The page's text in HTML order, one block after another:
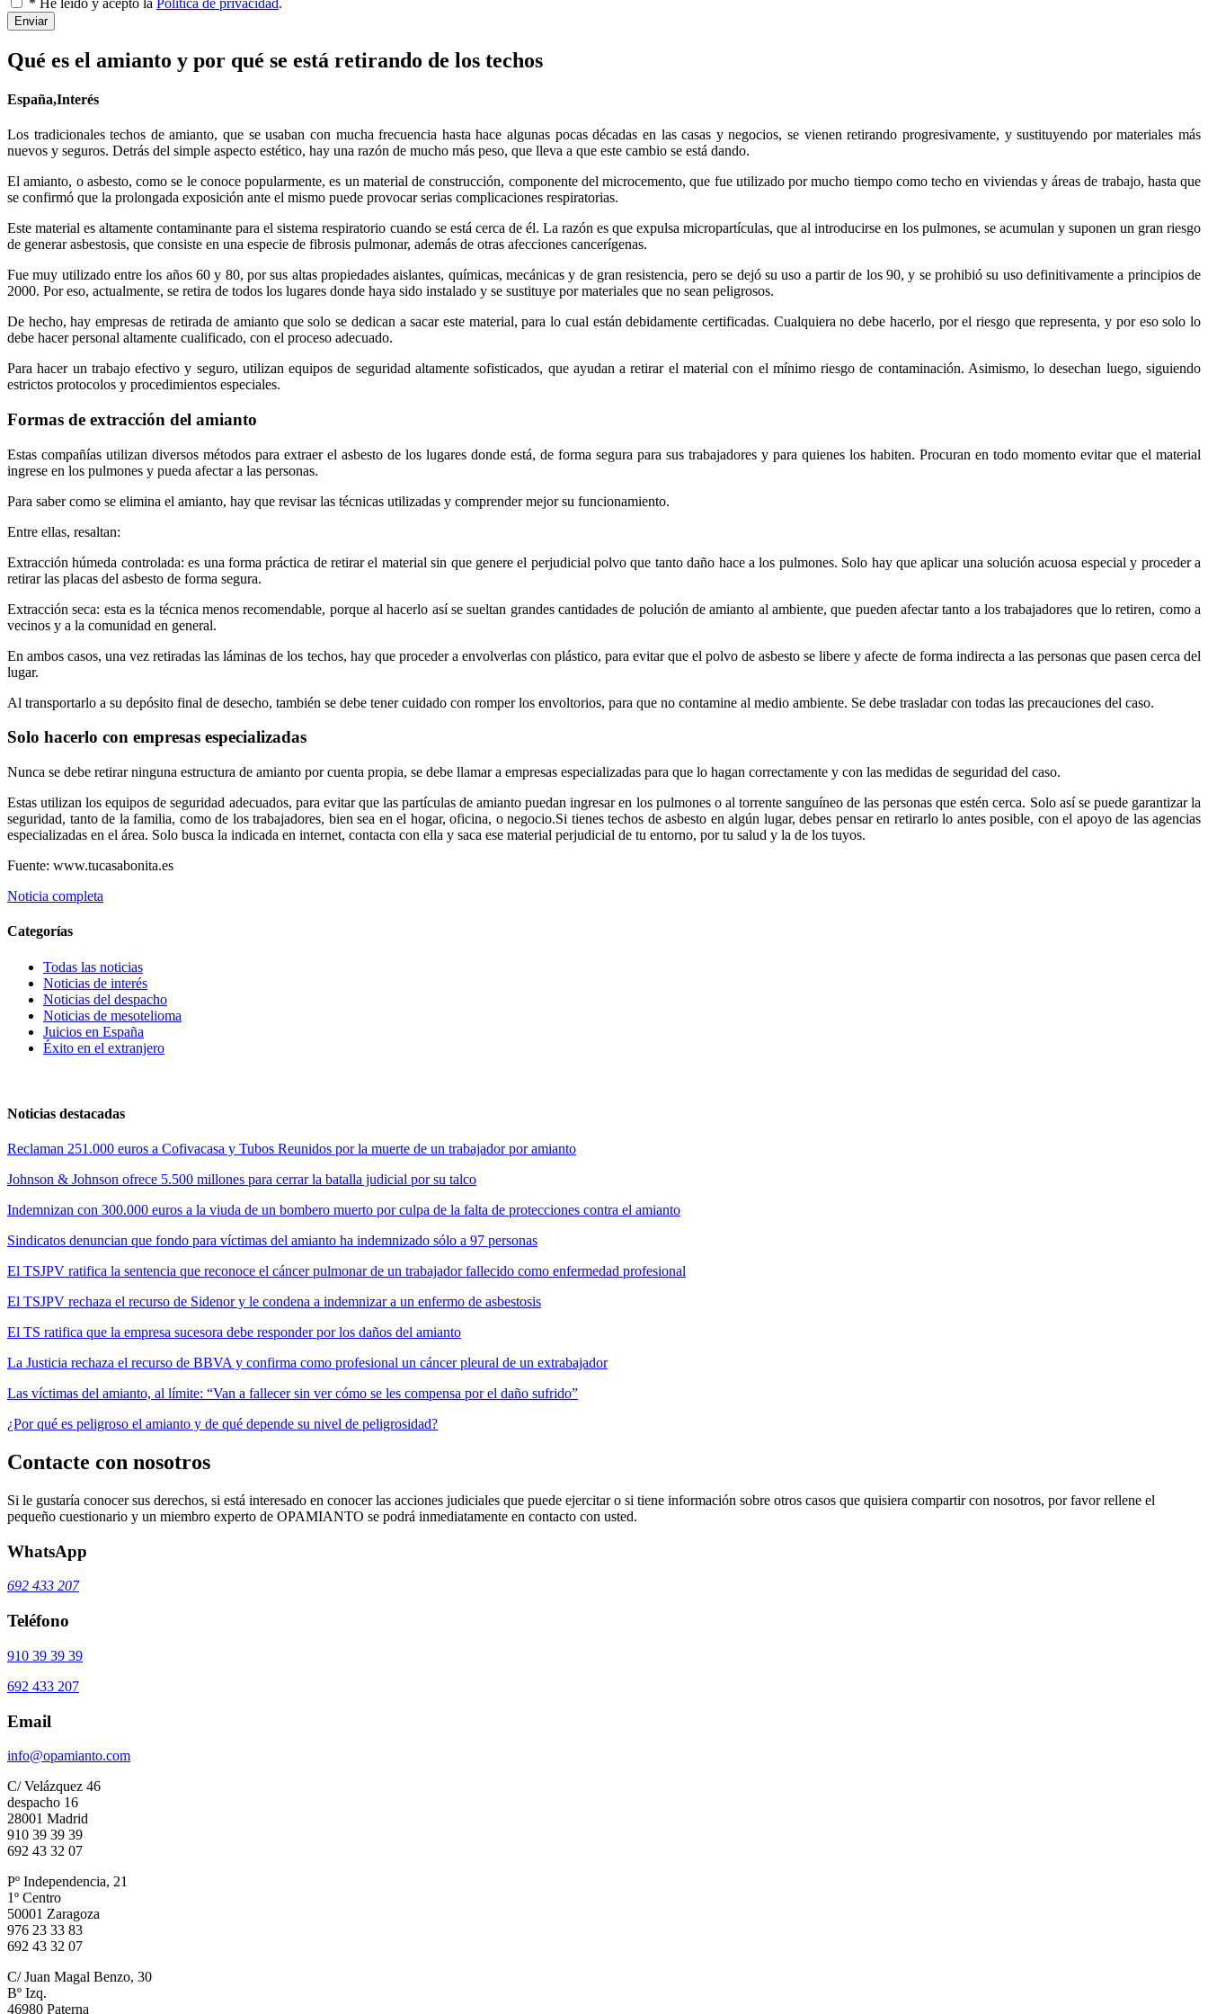
Enviar
Qué es el amianto y por qué se está retirando de los techos
España,Interés
Los tradicionales techos de amianto, que se usaban con mucha frecuencia hasta hace algunas pocas décadas en las casas y negocios, se vienen retirando progresivamente, y sustituyendo por materiales más
nuevos y seguros. Detrás del simple aspecto estético, hay una razón de mucho más peso, que lleva a que este cambio se está dando.
El amianto, o asbesto, como se le conoce popularmente, es un material de construcción, componente del microcemento, que fue utilizado por mucho tiempo como techo en viviendas y áreas de trabajo, hasta que
se confirmó que la prolongada exposición ante el mismo puede provocar serias complicaciones respiratorias.
Este material es altamente contaminante para el sistema respiratorio cuando se está cerca de él. La razón es que expulsa micropartículas, que al introducirse en los pulmones, se acumulan y suponen un gran riesgo
de generar asbestosis, que consiste en una especie de fibrosis pulmonar, además de otras afecciones cancerígenas.
Fue muy utilizado entre los años 60 y 80, por sus altas propiedades aislantes, químicas, mecánicas y de gran resistencia, pero se dejó su uso a partir de los 90, y se prohibió su uso definitivamente a principios de
2000. Por eso, actualmente, se retira de todos los lugares donde haya sido instalado y se sustituye por materiales que no sean peligrosos.
De hecho, hay empresas de retirada de amianto que solo se dedican a sacar este material, para lo cual están debidamente certificadas. Cualquiera no debe hacerlo, por el riesgo que representa, y por eso solo lo
debe hacer personal altamente cualificado, con el proceso adecuado.
Para hacer un trabajo efectivo y seguro, utilizan equipos de seguridad altamente sofisticados, que ayudan a retirar el material con el mínimo riesgo de contaminación. Asimismo, lo desechan luego, siguiendo
estrictos protocolos y procedimientos especiales.
Formas de extracción del amianto
Estas compañías utilizan diversos métodos para extraer el asbesto de los lugares donde está, de forma segura para sus trabajadores y para quienes los habiten. Procuran en todo momento evitar que el material
ingrese en los pulmones y pueda afectar a las personas.
Para saber como se elimina el amianto, hay que revisar las técnicas utilizadas y comprender mejor su funcionamiento.
Entre ellas, resaltan:
Extracción húmeda controlada: es una forma práctica de retirar el material sin que genere el perjudicial polvo que tanto daño hace a los pulmones. Solo hay que aplicar una solución acuosa especial y proceder a
retirar las placas del asbesto de forma segura.
Extracción seca: esta es la técnica menos recomendable, porque al hacerlo así se sueltan grandes cantidades de polución de amianto al ambiente, que pueden afectar tanto a los trabajadores que lo retiren, como a
vecinos y a la comunidad en general.
En ambos casos, una vez retiradas las láminas de los techos, hay que proceder a envolverlas con plástico, para evitar que el polvo de asbesto se libere y afecte de forma indirecta a las personas que pasen cerca del
lugar.
Al transportarlo a su depósito final de desecho, también se debe tener cuidado con romper los envoltorios, para que no contamine al medio ambiente. Se debe trasladar con todas las precauciones del caso.
Solo hacerlo con empresas especializadas
Nunca se debe retirar ninguna estructura de amianto por cuenta propia, se debe llamar a empresas especializadas para que lo hagan correctamente y con las medidas de seguridad del caso.
Estas utilizan los equipos de seguridad adecuados, para evitar que las partículas de amianto puedan ingresar en los pulmones o al torrente sanguíneo de las personas que estén cerca. Solo así se puede garantizar la
seguridad, tanto de la familia, como de los trabajadores, bien sea en el hogar, oficina, o negocio.Si tienes techos de asbesto en algún lugar, debes pensar en retirarlo lo antes posible, con el apoyo de las agencias
especializadas en el área. Solo busca la indicada en internet, contacta con ella y saca ese material perjudicial de tu entorno, por tu salud y la de los tuyos.
Fuente: www.tucasabonita.es
Noticia completa
Categorías
Todas las noticias
Noticias de interés
Noticias del despacho
Noticias de mesotelioma
Juicios en España
Éxito en el extranjero
Noticias destacadas
Reclaman 251.000 euros a Cofivacasa y Tubos Reunidos por la muerte de un trabajador por amianto
Johnson & Johnson ofrece 5.500 millones para cerrar la batalla judicial por su talco
Indemnizan con 300.000 euros a la viuda de un bombero muerto por culpa de la falta de protecciones contra el amianto
Sindicatos denuncian que fondo para víctimas del amianto ha indemnizado sólo a 97 personas
El TSJPV ratifica la sentencia que reconoce el cáncer pulmonar de un trabajador fallecido como enfermedad profesional
El TSJPV rechaza el recurso de Sidenor y le condena a indemnizar a un enfermo de asbestosis
El TS ratifica que la empresa sucesora debe responder por los daños del amianto
La Justicia rechaza el recurso de BBVA y confirma como profesional un cáncer pleural de un extrabajador
Las víctimas del amianto, al límite: “Van a fallecer sin ver cómo se les compensa por el daño sufrido”
¿Por qué es peligroso el amianto y de qué depende su nivel de peligrosidad?
Contacte con nosotros
Si le gustaría conocer sus derechos, si está interesado en conocer las acciones judiciales que puede ejercitar o si tiene información sobre otros casos que quisiera compartir con nosotros, por favor rellene el
pequeño cuestionario y un miembro experto de OPAMIANTO se podrá inmediatamente en contacto con usted.
WhatsApp
692 433 207
Teléfono
910 39 39 39
692 433 207
Email
info@opamianto.com
C/ Velázquez 46
despacho 16
28001 Madrid
910 39 39 39
692 43 32 07
Pº Independencia, 21
1º Centro
50001 Zaragoza
976 23 33 83
692 43 32 07
C/ Juan Magal Benzo, 30
Bº Izq.
46980 Paterna